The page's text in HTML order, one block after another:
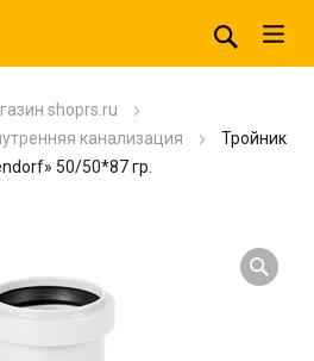
shoprs.ru
канализация
Тройник
50/50*87 гр.